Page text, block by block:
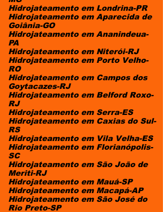
Hidrojateamento em Londrina-PR
Hidrojateamento em Aparecida de
Goiânia-GO
Hidrojateamento em Ananindeua-
PA
Hidrojateamento em Niterói-RJ
Hidrojateamento em Porto Velho-
RO
Hidrojateamento em Campos dos
Goytacazes-RJ
Hidrojateamento em Belford Roxo-
RJ
Hidrojateamento em Serra-ES
Hidrojateamento em Caxias do Sul-
RS
Hidrojateamento em Vila Velha-ES
Hidrojateamento em Florianópolis-
SC
Hidrojateamento em São João de
Meriti-RJ
Hidrojateamento em Mauá-SP
Hidrojateamento em Macapá-AP
Hidrojateamento em São José do
Rio Preto-SP